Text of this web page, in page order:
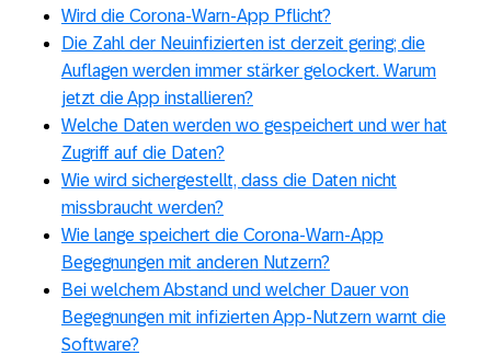
Corona-Warn-App: So wird sie aussehen
Corona-Warn-App Entwicklung: “Architektur
der App muss sich kontinuierlich anpassen”
Bund beauftragt SAP und Telekom mit
Corona-Warn-App
COVID-19: Die technische Grundlage der
Corona-Warn-App in Deutschland
Corona-Warn-App Entwicklung: “Publish
often and early”
Wird die Corona-Warn-App Pflicht?
Die Zahl der Neuinfizierten ist derzeit gering; die
Auflagen werden immer stärker gelockert. Warum
jetzt die App installieren?
Welche Daten werden wo gespeichert und wer hat
Zugriff auf die Daten?
Wie wird sichergestellt, dass die Daten nicht
missbraucht werden?
Wie lange speichert die Corona-Warn-App
Begegnungen mit anderen Nutzern?
Bei welchem Abstand und welcher Dauer von
Begegnungen mit infizierten App-Nutzern warnt die
Software?